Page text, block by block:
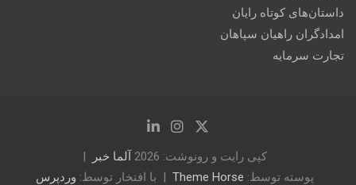
داستان‌های کوتاه رایان
امدادگران راهیان سپاهان
تجارت سرمایه
کپی رایت و رونوشت: 2026
آلما خبر
پوسته توسط: Theme Horse با افتخار توسط: وردپرس